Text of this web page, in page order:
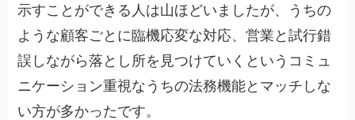
示すことができる人は山ほどいましたが、うちの
ような顧客ごとに臨機応変な対応、営業と試行錯
誤しながら落とし所を見つけていくというコミュ
ニケーション重視なうちの法務機能とマッチしな
い方が多かったです。